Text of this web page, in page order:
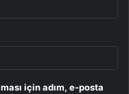
için adım, e-posta